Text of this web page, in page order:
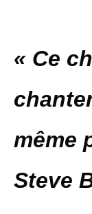
« Ce
même
Steve